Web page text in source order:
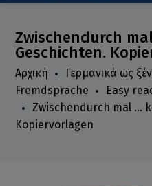
Zwischendurch
Geschichten.
Αρχική
Γερμανικά ως
Fremdsprache
Easy
Zwischendurch mal ...
Kopiervorlagen